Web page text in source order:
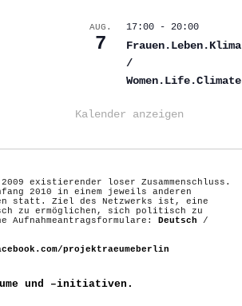
AUG.
7
17:00 - 20:00
Frauen.Leben.Klima
/
Women.Life.Climate
Kalender anzeigen
existierender loser Zusammenschluss.
2010 in einem jeweils anderen
statt. Ziel des Netzwerks ist, eine
zu ermöglichen, sich politisch zu
Deutsch /
projektraeumeberlin
und –initiativen.